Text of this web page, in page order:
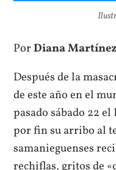
PorDiana
Después de la
de este año en el
pasado sábado 22
por fin su arribo al
samanieguenses
rechiflas, gritos de